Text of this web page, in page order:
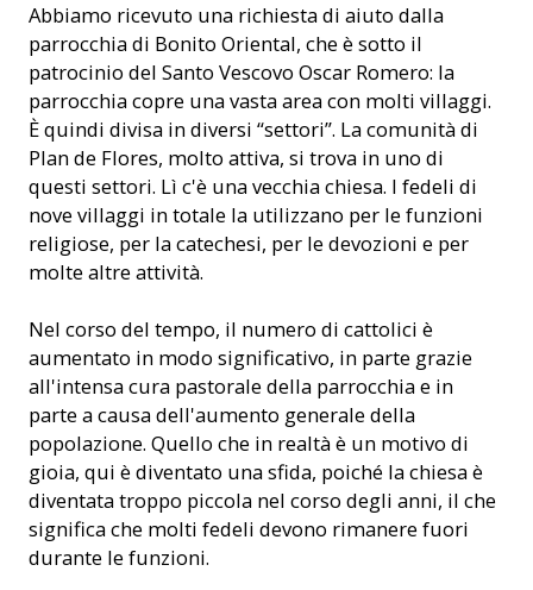
Abbiamo ricevuto una richiesta di aiuto dalla
parrocchia di Bonito Oriental, che è sotto il
patrocinio del Santo Vescovo Oscar Romero: la
parrocchia copre una vasta area con molti villaggi.
È quindi divisa in diversi “settori”. La comunità di
Plan de Flores, molto attiva, si trova in uno di
questi settori. Lì c'è una vecchia chiesa. I fedeli di
nove villaggi in totale la utilizzano per le funzioni
religiose, per la catechesi, per le devozioni e per
molte altre attività.
Nel corso del tempo, il numero di cattolici è
aumentato in modo significativo, in parte grazie
all'intensa cura pastorale della parrocchia e in
parte a causa dell'aumento generale della
popolazione. Quello che in realtà è un motivo di
gioia, qui è diventato una sfida, poiché la chiesa è
diventata troppo piccola nel corso degli anni, il che
significa che molti fedeli devono rimanere fuori
durante le funzioni.